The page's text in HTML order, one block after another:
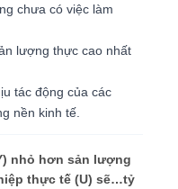
chưa có việc làm
lượng thực cao nhất
tác động của các
nền kinh tế.
nhỏ hơn sản lượng
thực tế (U) sẽ…tỷ